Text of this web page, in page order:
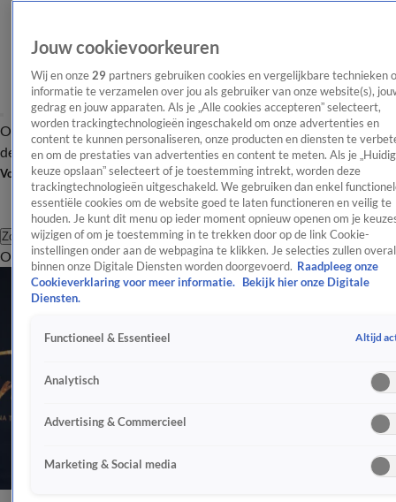
OverzichtAfleveringen Entertainment TV Algemeen
Tip
de redactieNieuwsbrief
Volg Shownieuws
Zoeken
OverzichtEntertainmentSpraakmakendRealityCrimeVideo's
Jouw cookievoorkeuren
Wij en onze 29 partners gebruiken cookies en vergelijkbare technieken
informatie te verzamelen over jou als gebruiker van onze website(s),
gedrag en jouw apparaten. Als je „Alle cookies accepteren” selecteert,
worden trackingtechnologieën ingeschakeld om onze advertenties en
content te kunnen personaliseren, onze producten en diensten te
en om de prestaties van advertenties en content te meten. Als je
keuze opslaan” selecteert of je toestemming intrekt, worden deze
trackingtechnologieën uitgeschakeld. We gebruiken dan enkel
essentiële cookies om de website goed te laten functioneren en veilig te
houden. Je kunt dit menu op ieder moment opnieuw openen om je
wijzigen of om je toestemming in te trekken door op de link Cookie-
instellingen onder aan de webpagina te klikken. Je selecties zullen overal
binnen onze Digitale Diensten worden doorgevoerd. Raadpleeg onze
Cookieverklaring voor meer informatie.
Bekijk hier onze Digitale
Diensten.
Functioneel & Essentieel Altijd
Analytisch
Advertising & Commercieel
Marketing & Social media